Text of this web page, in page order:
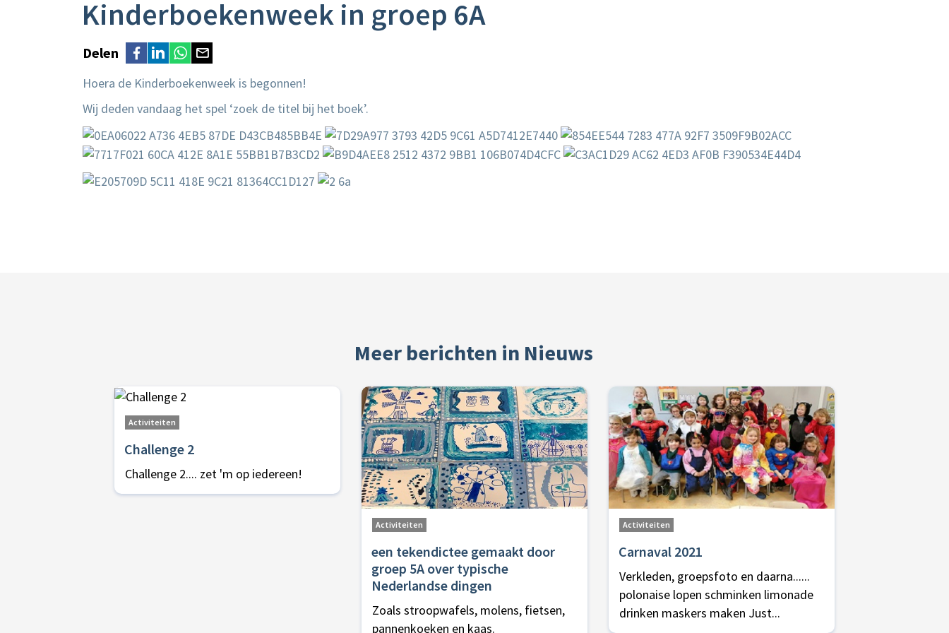
Kinderboekenweek in groep 6A
Delen
Hoera de Kinderboekenweek is begonnen!
Wij deden vandaag het spel ‘zoek de titel bij het boek’.
Meer berichten in Nieuws
Activiteiten
Challenge 2
Challenge 2.... zet 'm op iedereen!
Activiteiten
een tekendictee gemaakt door
groep 5A over typische
Nederlandse dingen
Zoals stroopwafels, molens, fietsen,
pannenkoeken en kaas.
Activiteiten
Carnaval 2021
Verkleden, groepsfoto en daarna......
polonaise lopen schminken limonade
drinken maskers maken Just...